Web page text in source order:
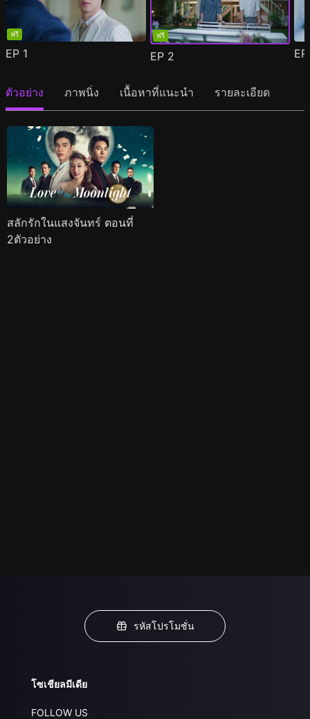
ฟรี
EP 1
ฟรี
EP 2
ตัวอย่าง ภาพนิ่ง เนื้อหาที่แนะนำ รายละเอียด
สลักรักในแสงจันทร์ ตอนที่
2ตัวอย่าง
รหัสโปรโมชั่น
โซเชียลมีเดีย
FOLLOW US